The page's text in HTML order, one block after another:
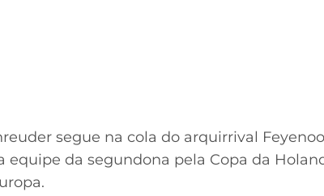
segue na cola do arquirrival
da segundona pela Copa da